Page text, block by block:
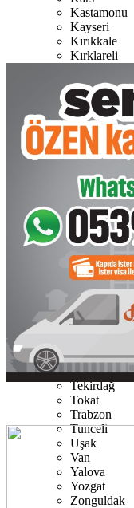
Kastamonu
Kayseri
Kırıkkale
Kırklareli
Kilis
Kocaeli
Konya
Kütahya
Malatya
Manisa
Muğla
Muş
Nevşehir
Niğde
Ordu
Osmaniye
Rize
Sakarya
Samsun
Siirt
Sinop
Şanlıurfa
Şırnak
Tekirdağ
Tokat
Trabzon
Tunceli
Uşak
Van
Yalova
Yozgat
Zonguldak